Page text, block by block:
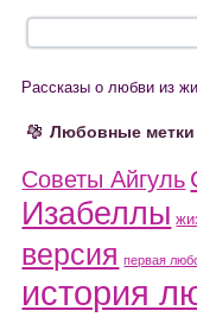
Рассказы о любви из
Любовные метки
Советы Айгуль
Изабеллы
версия первая
история